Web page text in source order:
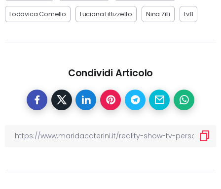
Lodovica Comello Luciana Littizzetto Nina Zilli tv8
Condividi Articolo